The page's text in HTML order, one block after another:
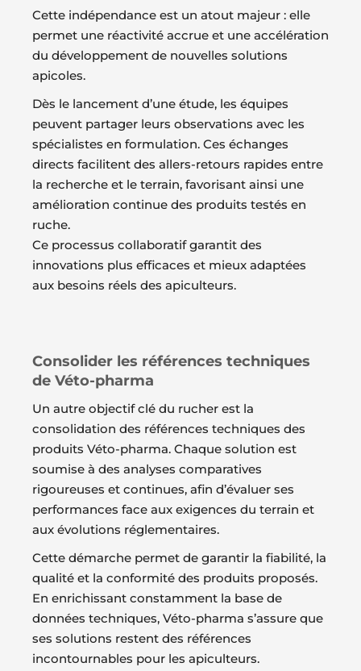
Cette indépendance est un atout majeur : elle
permet une réactivité accrue et une accélération
du développement de nouvelles solutions
apicoles.
Dès le lancement d’une étude, les équipes
peuvent partager leurs observations avec les
spécialistes en formulation. Ces échanges
directs facilitent des allers-retours rapides entre
la recherche et le terrain, favorisant ainsi une
amélioration continue des produits testés en
ruche.
Ce processus collaboratif garantit des
innovations plus efficaces et mieux adaptées
aux besoins réels des apiculteurs.
Consolider les références techniques
de Véto-pharma
Un autre objectif clé du rucher est la
consolidation des références techniques des
produits Véto-pharma. Chaque solution est
soumise à des analyses comparatives
rigoureuses et continues, afin d’évaluer ses
performances face aux exigences du terrain et
aux évolutions réglementaires.
Cette démarche permet de garantir la fiabilité, la
qualité et la conformité des produits proposés.
En enrichissant constamment la base de
données techniques, Véto-pharma s’assure que
ses solutions restent des références
incontournables pour les apiculteurs.